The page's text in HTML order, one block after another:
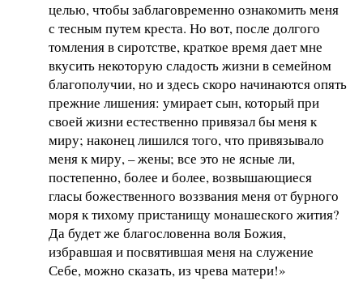
целью, чтобы заблаговременно ознакомить меня
с тесным путем креста. Но вот, после долгого
томления в сиротстве, краткое время дает мне
вкусить некоторую сладость жизни в семейном
благополучии, но и здесь скоро начинаются опять
прежние лишения: умирает сын, который при
своей жизни естественно привязал бы меня к
миру; наконец лишился того, что привязывало
меня к миру, – жены; все это не ясные ли,
постепенно, более и более, возвышающиеся
гласы божественного воззвания меня от бурного
моря к тихому пристанищу монашеского жития?
Да будет же благословенна воля Божия,
избравшая и посвятившая меня на служение
Себе, можно сказать, из чрева матери!»